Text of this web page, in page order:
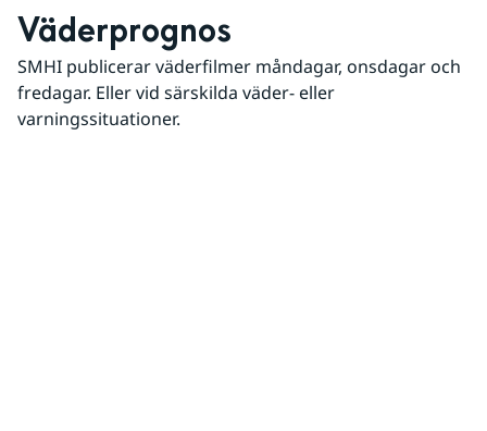
Väderprognos
SMHI publicerar väderfilmer måndagar, onsdagar och
fredagar. Eller vid särskilda väder- eller
varningssituationer.